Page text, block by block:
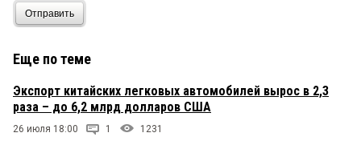
Отправить
Еще по теме
Экспорт китайских легковых автомобилей вырос в 2,3
раза – до 6,2 млрд долларов США
26 июля 18:00 1 1231